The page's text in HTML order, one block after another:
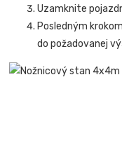
Uzamknite
Posledným
do požadovanej